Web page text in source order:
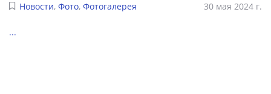
Новости, Фото, Фотогалерея 30 мая 2024 г.
...